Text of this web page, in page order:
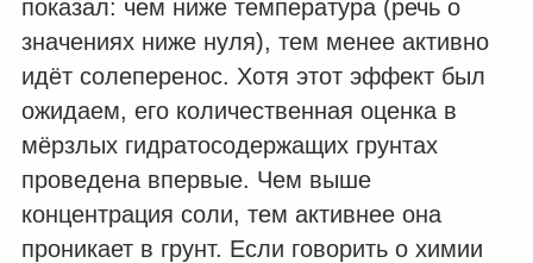
показал: чем ниже температура (речь о
значениях ниже нуля), тем менее активно
идёт солеперенос. Хотя этот эффект был
ожидаем, его количественная оценка в
мёрзлых гидратосодержащих грунтах
проведена впервые. Чем выше
концентрация соли, тем активнее она
проникает в грунт. Если говорить о химии